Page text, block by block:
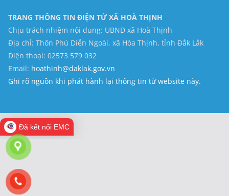
TRANG THÔNG TIN ĐIỆN TỬ XÃ HOÀ THỊNH
Chịu trách nhiệm nội dung: UBND xã Hoà Thịnh
Địa chỉ: Thôn Phú Diễn Ngoài, xã Hòa Thịnh, tỉnh Đắk Lắk
Điện thoại: 02573 579 032
Email: hoathinh@daklak.gov.vn
Ghi rõ nguồn khi phát hành lại thông tin từ website này.
Đã kết nối EMC